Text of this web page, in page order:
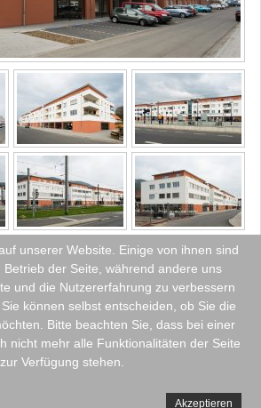
unserer Website. Einige von ihnen sind
Betrieb der Seite, während andere uns
und die Nutzererfahrung zu verbessern
können selbst entscheiden, ob Sie die
Bitte beachten Sie, dass bei einer
nicht mehr alle Funktionalitäten der Seite
zur Verfügung stehen.
Akzeptieren